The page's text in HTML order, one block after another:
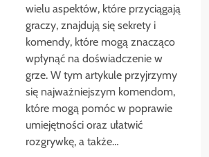
wielu aspektów, które przyciągają
graczy, znajdują się sekrety i
komendy, które mogą znacząco
wpłynąć na doświadczenie w
grze. W tym artykule przyjrzymy
się najważniejszym komendom,
które mogą pomóc w poprawie
umiejętności oraz ułatwić
rozgrywkę, a także…